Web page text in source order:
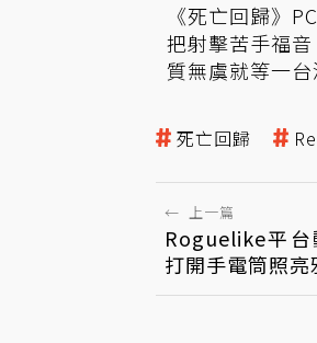
《死亡回歸》
把射擊苦手福
質無虞就等一
死亡回歸
← 上一篇
Roguelike平
打開手電筒照亮